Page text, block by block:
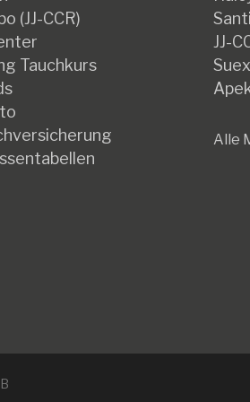
(JJ-CCR)
Tauchkurs
Santi
JJ-
Suex
Alle